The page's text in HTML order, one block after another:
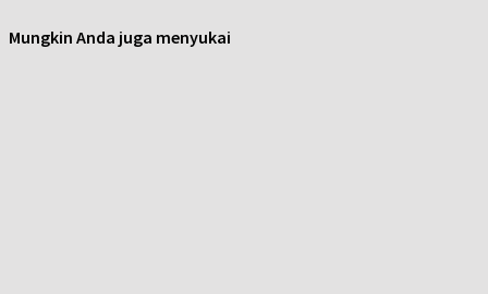
Mungkin Anda juga menyukai